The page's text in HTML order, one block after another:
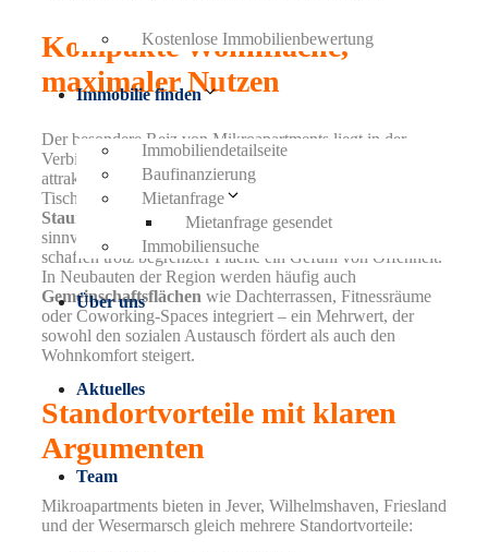
Kostenlose Immobilienbewertung
Immobilie finden
Immobiliendetailseite
Baufinanzierung
Mietanfrage
Mietanfrage gesendet
Immobiliensuche
Über uns
Aktuelles
Team
Kompakte Wohnfläche,
maximaler Nutzen
Der besondere Reiz von Mikroapartments liegt in der
Verbindung aus durchdachterRaumgestaltung
attraktiver Lage.Multifunktionale Möbel
Tische, klappbare Betten und maßgefertigte
Stauraumlösungen sorgen dafür, dass jeder Quadratmeter
sinnvoll genutzt wird. Große Fenster und helle Farben
schaffen trotz begrenzter Fläche ein Gefühl von Offenheit.
In Neubauten der Region werden häufig auch
Gemeinschaftsflächen wie Dachterrassen, Fitnessräume
oder Coworking-Spaces integriert – ein Mehrwert, der
sowohl den sozialen Austausch fördert als auch den
Wohnkomfort steigert.
Standortvorteile mit klaren
Argumenten
Mikroapartments bieten in Jever, Wilhelmshaven, Friesland
und der Wesermarsch gleich mehrere Standortvorteile: